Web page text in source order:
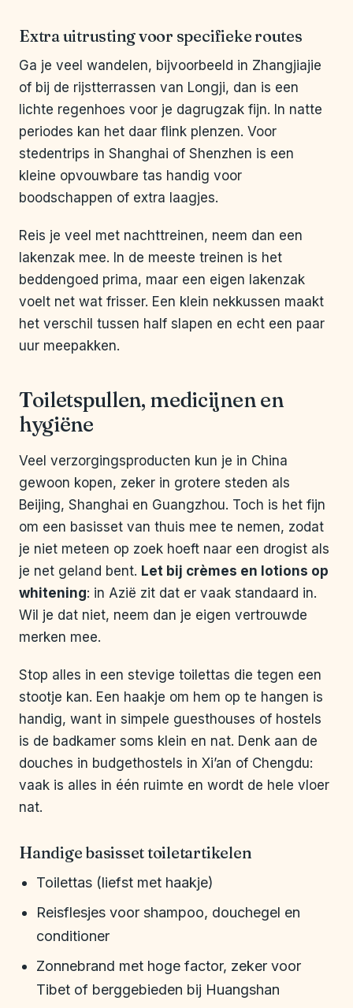
Extra uitrusting voor specifieke routes
Ga je veel wandelen, bijvoorbeeld in Zhangjiajie
of bij de rijstterrassen van Longji, dan is een
lichte regenhoes voor je dagrugzak fijn. In natte
periodes kan het daar flink plenzen. Voor
stedentrips in Shanghai of Shenzhen is een
kleine opvouwbare tas handig voor
boodschappen of extra laagjes.
Reis je veel met nachttreinen, neem dan een
lakenzak mee. In de meeste treinen is het
beddengoed prima, maar een eigen lakenzak
voelt net wat frisser. Een klein nekkussen maakt
het verschil tussen half slapen en echt een paar
uur meepakken.
Toiletspullen, medicijnen en
hygiëne
Veel verzorgingsproducten kun je in China
gewoon kopen, zeker in grotere steden als
Beijing, Shanghai en Guangzhou. Toch is het fijn
om een basisset van thuis mee te nemen, zodat
je niet meteen op zoek hoeft naar een drogist als
je net geland bent. Let bij crèmes en lotions op
whitening: in Azië zit dat er vaak standaard in.
Wil je dat niet, neem dan je eigen vertrouwde
merken mee.
Stop alles in een stevige toilettas die tegen een
stootje kan. Een haakje om hem op te hangen is
handig, want in simpele guesthouses of hostels
is de badkamer soms klein en nat. Denk aan de
douches in budgethostels in Xi’an of Chengdu:
vaak is alles in één ruimte en wordt de hele vloer
nat.
Handige basisset toiletartikelen
Toilettas (liefst met haakje)
Reisflesjes voor shampoo, douchegel en
conditioner
Zonnebrand met hoge factor, zeker voor
Tibet of berggebieden bij Huangshan